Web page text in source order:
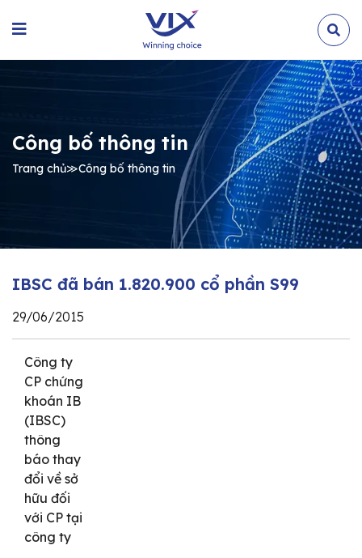
Công bố thông tin
Trang chủ≫Công bố thông tin
IBSC đã bán 1.820.900 cổ phần S99
29/06/2015
Công ty
CP chứng
khoán IB
(IBSC)
thông
báo thay
đổi về sở
hữu đối
với CP tại
công ty